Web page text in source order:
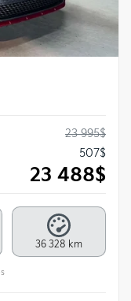
23 995$
507$
23 488$
36 328 km